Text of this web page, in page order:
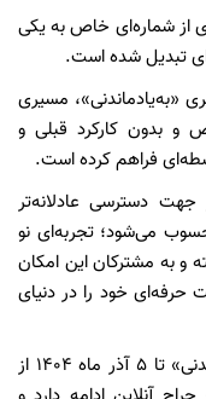
از شماره‌ای خاص به یکی
تبدیل شده است.
«به‌یاد‌ماندنی»، مسیری
و بدون کارکرد قبلی و
فراهم کرده است.
جهت دسترسی عادلانه‌تر
می‌شود؛ تجربه‌ای نو
و به مشترکان این امکان
حرفه‌ای خود را در دنیای
نخستین عرضه سیمکارت‌های «سری به‌یاد‌ماندنی» تا 5 آذر ماه ۱۴۰۴ از